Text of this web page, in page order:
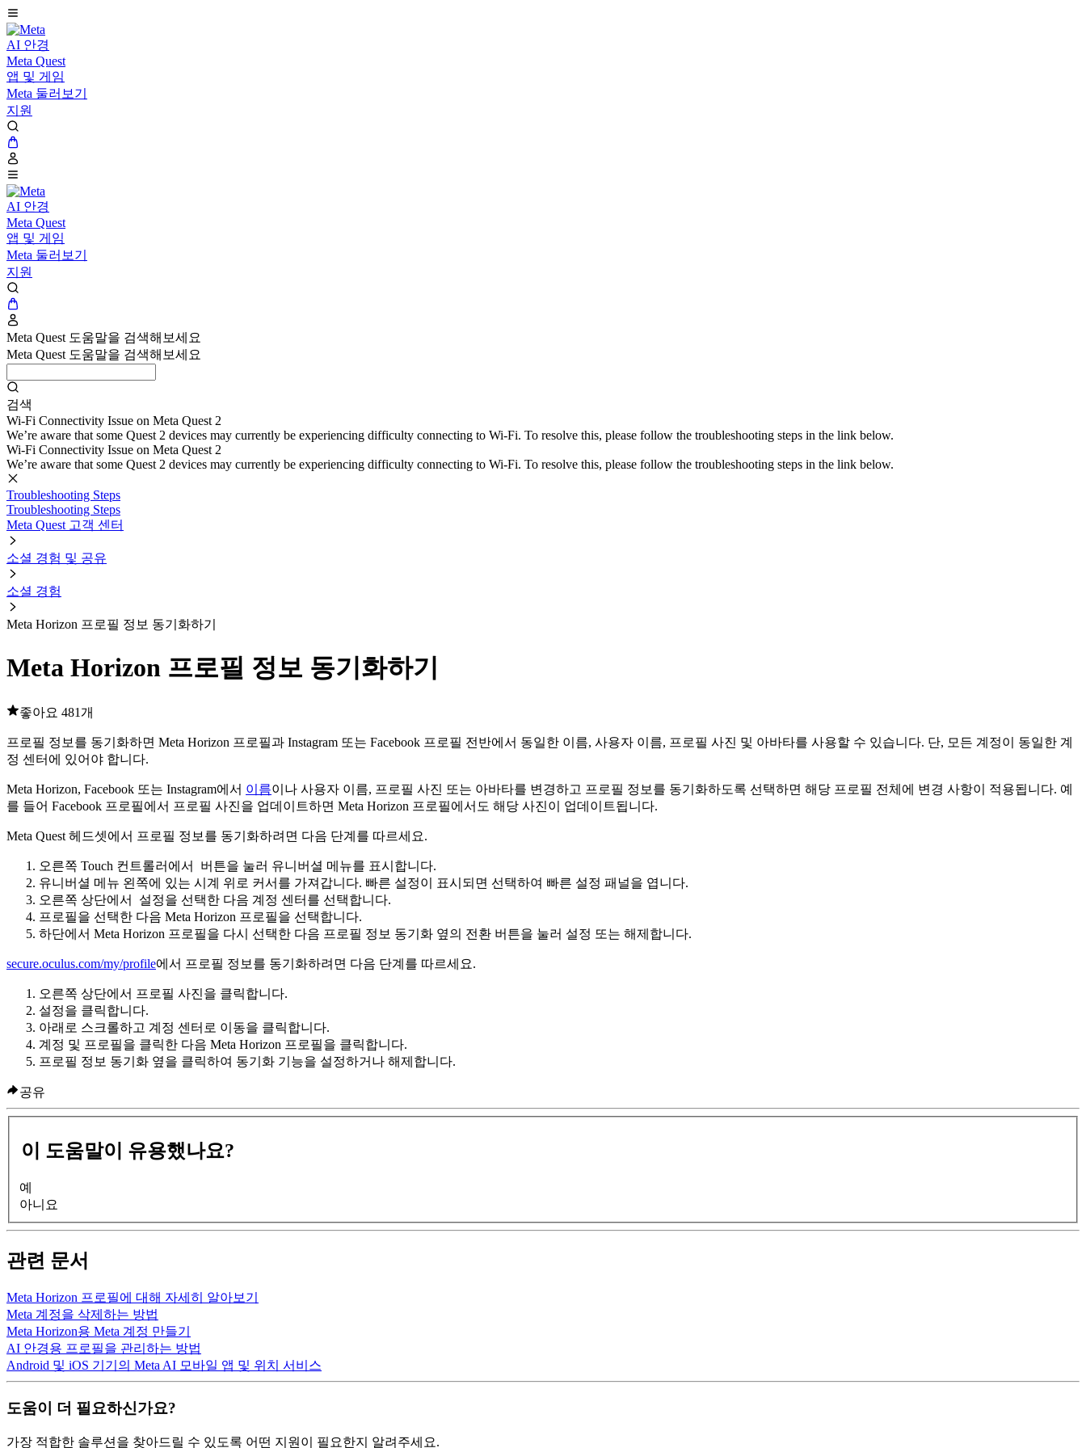
AI 안경
Meta Quest
앱 및 게임
Meta 둘러보기
지원
AI 안경
Meta Quest
앱 및 게임
Meta 둘러보기
지원
Meta Quest 도움말을 검색해보세요
Meta Quest 도움말을 검색해보세요
검색
Wi-Fi Connectivity Issue on Meta Quest 2
We’re aware that some Quest 2 devices may currently be experiencing difficulty connecting to Wi-Fi. To resolve this, please follow the troubleshooting steps in the link below.
Wi-Fi Connectivity Issue on Meta Quest 2
We’re aware that some Quest 2 devices may currently be experiencing difficulty connecting to Wi-Fi. To resolve this, please follow the troubleshooting steps in the link below.
Troubleshooting Steps
Troubleshooting Steps
Meta Quest 고객 센터
소셜 경험 및 공유
소셜 경험
Meta Horizon 프로필 정보 동기화하기
Meta Horizon 프로필 정보 동기화하기
좋아요 481개
프로필 정보를 동기화하면 Meta Horizon 프로필과 Instagram 또는 Facebook 프로필 전반에서 동일한 이름, 사용자 이름, 프로필 사진 및 아바타를 사용할 수 있습니다. 단, 모든 계정이 동일한 계
정 센터에 있어야 합니다.
Meta Horizon, Facebook 또는 Instagram에서 이름이나 사용자 이름, 프로필 사진 또는 아바타를 변경하고 프로필 정보를 동기화하도록 선택하면 해당 프로필 전체에 변경 사항이 적용됩니다. 예
를 들어 Facebook 프로필에서 프로필 사진을 업데이트하면 Meta Horizon 프로필에서도 해당 사진이 업데이트됩니다.
Meta Quest 헤드셋에서 프로필 정보를 동기화하려면 다음 단계를 따르세요.
오른쪽 Touch 컨트롤러에서
버튼을 눌러 유니버셜 메뉴를 표시합니다.
유니버셜 메뉴 왼쪽에 있는 시계 위로 커서를 가져갑니다. 빠른 설정이 표시되면 선택하여 빠른 설정 패널을 엽니다.
오른쪽 상단에서
설정을 선택한 다음 계정 센터 를 선택합니다.
프로필을 선택한 다음 Meta Horizon 프로필을 선택합니다.
하단에서 Meta Horizon 프로필을 다시 선택한 다음 프로필 정보 동기화 옆의 전환 버튼을 눌러 설정 또는 해제합니다.
secure.oculus.com/my/profile에서 프로필 정보를 동기화하려면 다음 단계를 따르세요.
오른쪽 상단에서 프로필 사진을 클릭합니다.
설정을 클릭합니다.
아래로 스크롤하고 계정 센터로 이동을 클릭합니다.
계정 및 프로필을 클릭한 다음 Meta Horizon 프로필을 클릭합니다.
프로필 정보 동기화 옆을 클릭하여 동기화 기능을 설정하거나 해제합니다.
공유
이 도움말이 유용했나요?
예
아니요
관련 문서
Meta Horizon 프로필에 대해 자세히 알아보기
Meta 계정을 삭제하는 방법
Meta Horizon용 Meta 계정 만들기
AI 안경용 프로필을 관리하는 방법
Android 및 iOS 기기의 Meta AI 모바일 앱 및 위치 서비스
도움이 더 필요하신가요?
가장 적합한 솔루션을 찾아드릴 수 있도록 어떤 지원이 필요한지 알려주세요.